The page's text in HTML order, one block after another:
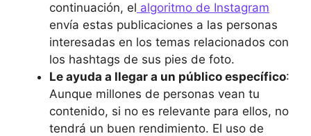
continuación, el algoritmo de Instagram
envía estas publicaciones a las personas
interesadas en los temas relacionados con
los hashtags de sus pies de foto.
Le ayuda a llegar a un público específico:
Aunque millones de personas vean tu
contenido, si no es relevante para ellos, no
tendrá un buen rendimiento. El uso de